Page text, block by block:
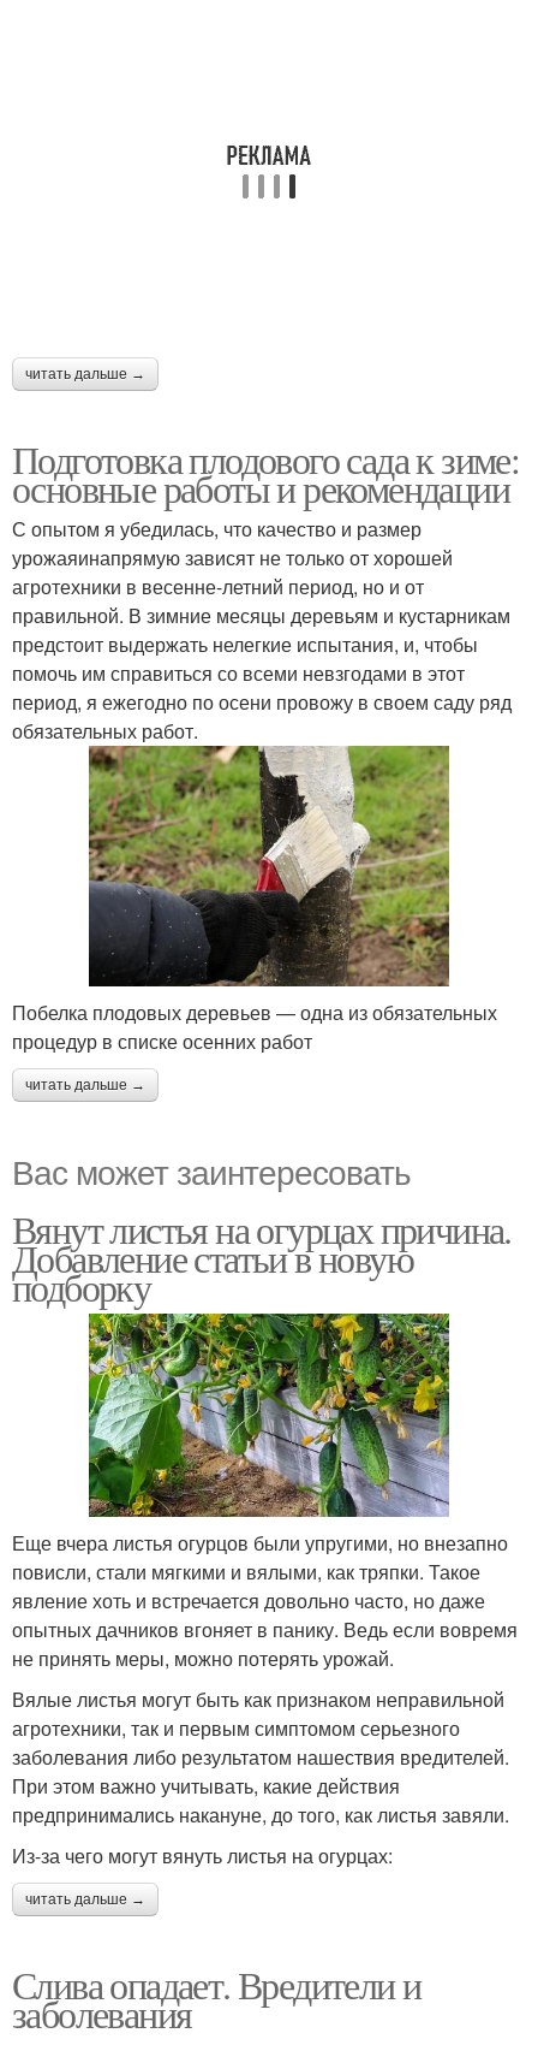
читать дальше →
Подготовка плодового сада к зиме:
основные работы и рекомендации
С опытом я убедилась, что качество и размер
урожаяинапрямую зависят не только от хорошей
агротехники в весенне-летний период, но и от
правильной. В зимние месяцы деревьям и кустарникам
предстоит выдержать нелегкие испытания, и, чтобы
помочь им справиться со всеми невзгодами в этот
период, я ежегодно по осени провожу в своем саду ряд
обязательных работ.
Побелка плодовых деревьев — одна из обязательных
процедур в списке осенних работ
читать дальше →
Вас может заинтересовать
Вянут листья на огурцах причина.
Добавление статьи в новую
подборку
Еще вчера листья огурцов были упругими, но внезапно
повисли, стали мягкими и вялыми, как тряпки. Такое
явление хоть и встречается довольно часто, но даже
опытных дачников вгоняет в панику. Ведь если вовремя
не принять меры, можно потерять урожай.
Вялые листья могут быть как признаком неправильной
агротехники, так и первым симптомом серьезного
заболевания либо результатом нашествия вредителей.
При этом важно учитывать, какие действия
предпринимались накануне, до того, как листья завяли.
Из-за чего могут вянуть листья на огурцах:
читать дальше →
Слива опадает. Вредители и
заболевания